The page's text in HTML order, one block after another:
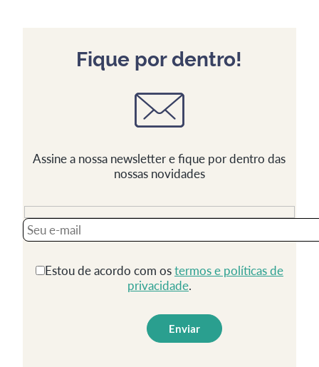
Fique por dentro!
Assine a nossa newsletter e fique por dentro das
nossas novidades
Estou de acordo com ostermos e políticas de
privacidade.